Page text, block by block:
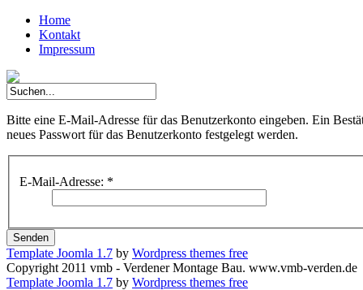
Home
Kontakt
Impressum
Bitte eine E-Mail-Adresse für das Benutzerkonto eingeben. Ein
neues Passwort für das Benutzerkonto festgelegt werden.
E-Mail-Adresse: *
Senden
Template Joomla 1.7 by Wordpress themes free
Copyright 2011 vmb - Verdener Montage Bau. www.vmb-verden.de
Template Joomla 1.7 by Wordpress themes free